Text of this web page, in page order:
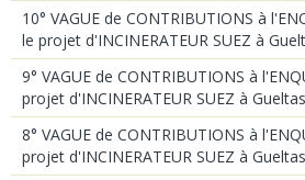
10° VAGUE de CONTRIBUTIONS à
le projet d'INCINERATEUR SUEZ à
9° VAGUE de CONTRIBUTIONS à
projet d'INCINERATEUR SUEZ à Gueltas
8° VAGUE de CONTRIBUTIONS à
projet d'INCINERATEUR SUEZ à Gueltas